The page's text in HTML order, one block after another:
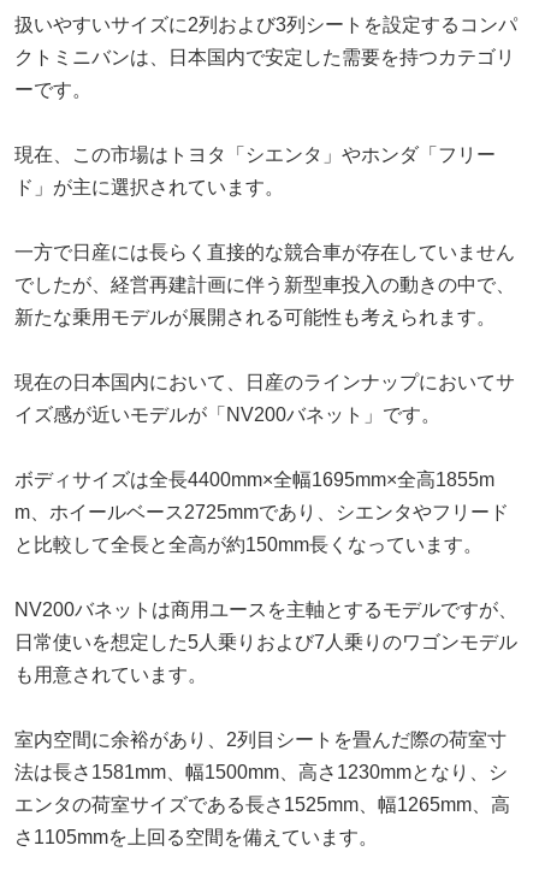
扱いやすいサイズに2列および3列シートを設定するコンパ
クトミニバンは、日本国内で安定した需要を持つカテゴリ
ーです。
現在、この市場はトヨタ「シエンタ」やホンダ「フリー
ド」が主に選択されています。
一方で日産には長らく直接的な競合車が存在していません
でしたが、経営再建計画に伴う新型車投入の動きの中で、
新たな乗用モデルが展開される可能性も考えられます。
現在の日本国内において、日産のラインナップにおいてサ
イズ感が近いモデルが「NV200バネット」です。
ボディサイズは全長4400mm×全幅1695mm×全高1855m
m、ホイールベース2725mmであり、シエンタやフリード
と比較して全長と全高が約150mm長くなっています。
NV200バネットは商用ユースを主軸とするモデルですが、
日常使いを想定した5人乗りおよび7人乗りのワゴンモデル
も用意されています。
室内空間に余裕があり、2列目シートを畳んだ際の荷室寸
法は長さ1581mm、幅1500mm、高さ1230mmとなり、シ
エンタの荷室サイズである長さ1525mm、幅1265mm、高
さ1105mmを上回る空間を備えています。